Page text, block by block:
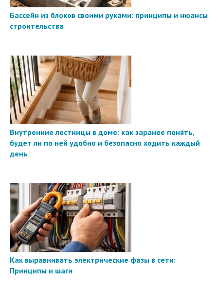
Бассейн из блоков своими руками: принципы и нюансы
строительства
Внутренние лестницы в доме: как заранее понять,
будет ли по ней удобно и безопасно ходить каждый
день
Как выравнивать электрические фазы в сети:
Принципы и шаги